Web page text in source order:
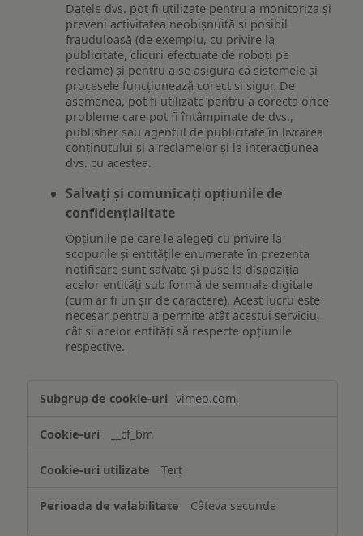
Datele dvs. pot fi utilizate pentru a monitoriza și
preveni activitatea neobișnuită și posibil
frauduloasă (de exemplu, cu privire la
publicitate, clicuri efectuate de roboți pe
reclame) și pentru a se asigura că sistemele și
procesele funcționează corect și sigur. De
asemenea, pot fi utilizate pentru a corecta orice
probleme care pot fi întâmpinate de dvs.,
publisher sau agentul de publicitate în livrarea
conținutului și a reclamelor și la interacțiunea
dvs. cu acestea.
Salvați și comunicați opțiunile de
confidențialitate
Opțiunile pe care le alegeți cu privire la
scopurile și entitățile enumerate în prezenta
notificare sunt salvate și puse la dispoziția
acelor entități sub formă de semnale digitale
(cum ar fi un șir de caractere). Acest lucru este
necesar pentru a permite atât acestui serviciu,
cât și acelor entități să respecte opțiunile
respective.
funcționalităților
ului
vimeo.com
__cf_bm
Terț
Câteva secunde